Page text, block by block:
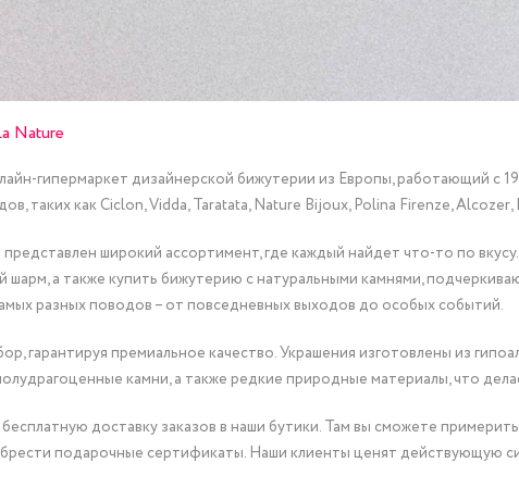
Nature
гипермаркет дизайнерской бижутерии из Европы, работающий с
таких как Ciclon, Vidda, Taratata, Nature Bijoux, Polina Firenze,
широкий ассортимент, где каждый найдет что-то по
а также купить бижутерию с натуральными камнями,
разных поводов – от повседневных выходов до особых событий.
гарантируя премиальное качество. Украшения изготовлены из
камни, а также редкие природные материалы, что
доставку заказов в наши бутики. Там вы сможете
подарочные сертификаты. Наши клиенты ценят действующую